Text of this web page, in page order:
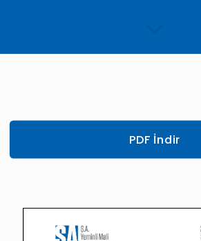
PDF İndir